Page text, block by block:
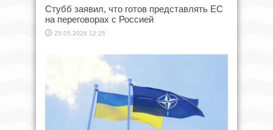
Стубб заявил, что готов представлять ЕС
на переговорах с Россией
25.05.2026 12:25